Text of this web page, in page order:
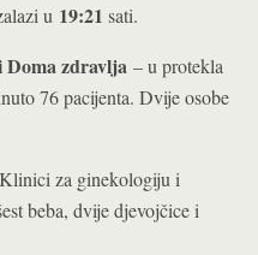
u 19:21 sati.
Doma zdravlja – u protekla
76 pacijenta. Dvije osobe
za ginekologiju i
beba, dvije djevojčice i